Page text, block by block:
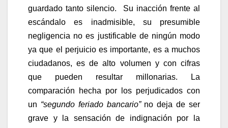
guardado tanto silencio. Su inacción frente al
escándalo es inadmisible, su presumible
negligencia no es justificable de ningún modo
ya que el perjuicio es importante, es a muchos
ciudadanos, es de alto volumen y con cifras
que pueden resultar millonarias. La
comparación hecha por los perjudicados con
un “segundo feriado bancario” no deja de ser
grave y la sensación de indignación por la